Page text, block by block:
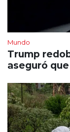
Mundo
Trump
aseguró